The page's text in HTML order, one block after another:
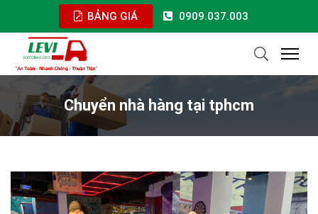
BẢNG GIÁ 0909.037.003
Chuyển nhà hàng tại tphcm